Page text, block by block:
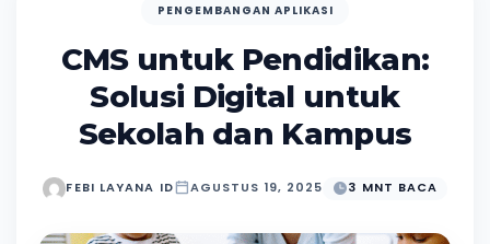
PENGEMBANGAN APLIKASI
CMS untuk Pendidikan:
Solusi Digital untuk
Sekolah dan Kampus
FEBI LAYANA ID AGUSTUS 19, 2025 3 MNT BACA